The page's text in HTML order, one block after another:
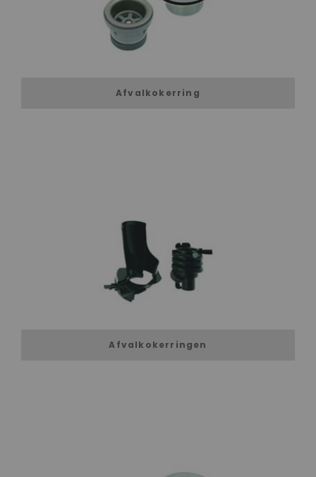
Afvalkokerring
Afvalkokerringen